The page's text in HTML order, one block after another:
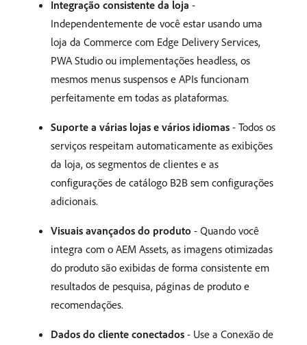
Integração consistente da loja -
Independentemente de você estar usando uma
loja da Commerce com Edge Delivery Services,
PWA Studio ou implementações headless, os
mesmos menus suspensos e APIs funcionam
perfeitamente em todas as plataformas.
Suporte a várias lojas e vários idiomas - Todos os
serviços respeitam automaticamente as exibições
da loja, os segmentos de clientes e as
configurações de catálogo B2B sem configurações
adicionais.
Visuais avançados do produto - Quando você
integra com o AEM Assets, as imagens otimizadas
do produto são exibidas de forma consistente em
resultados de pesquisa, páginas de produto e
recomendações.
Dados do cliente conectados - Use a Conexão de